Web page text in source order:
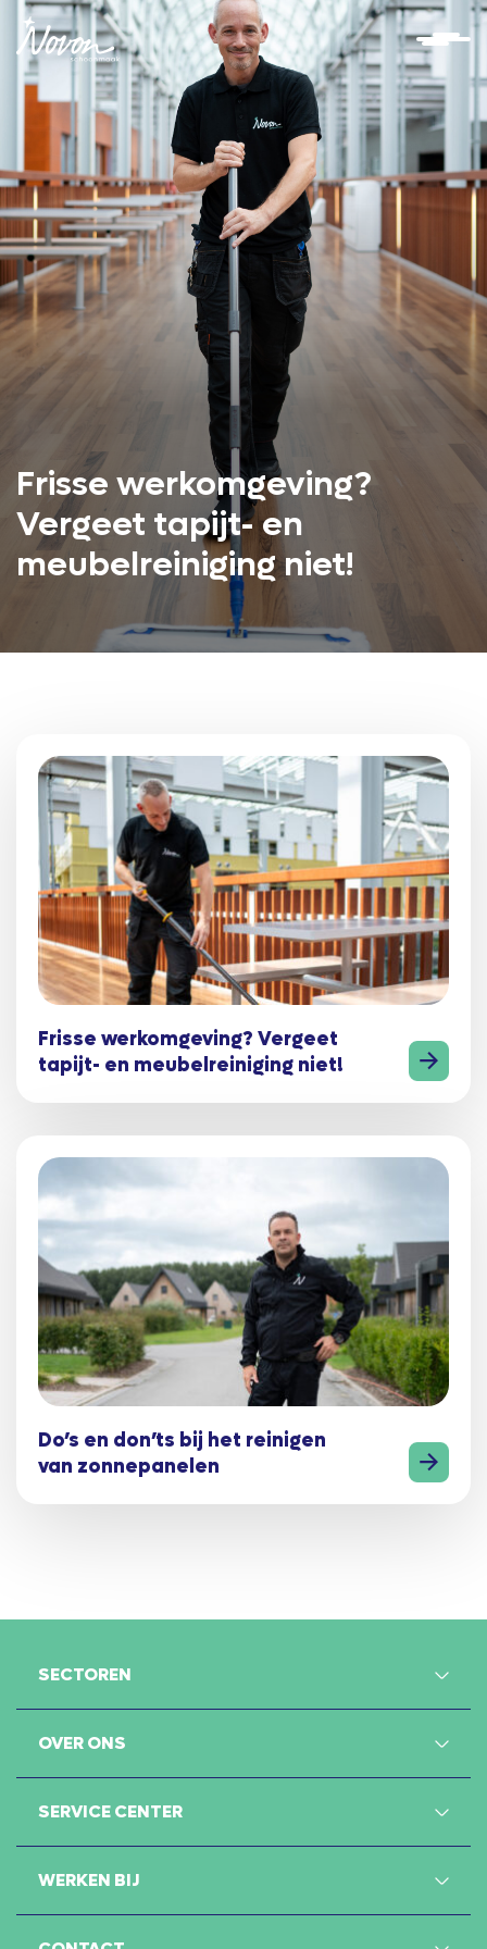
Frisse werkomgeving?
Vergeet tapijt- en
meubelreiniging niet!
Frisse werkomgeving? Vergeet
tapijt- en meubelreiniging niet!
Do’s en don’ts bij het reinigen
van zonnepanelen
SECTOREN
OVER ONS
SERVICE CENTER
WERKEN BIJ